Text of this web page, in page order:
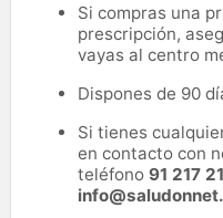
Si compras una
prescripción,
vayas al centro
Dispones de 90
Si tienes
en contacto con
teléfono 91 217